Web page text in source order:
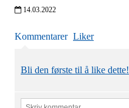
14.03.2022
Kommentarer Liker
Bli den første til å like dette!